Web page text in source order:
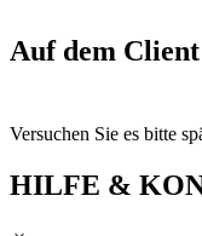
Auf dem
Versuchen Sie es bitte
HILFE &